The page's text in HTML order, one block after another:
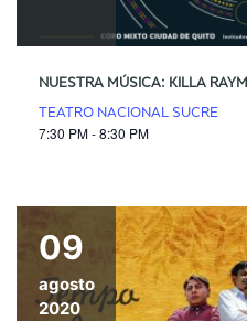
NUESTRA MÚSICA: KILLA RAYMI
TEATRO NACIONAL SUCRE
7:30 PM - 8:30 PM
09
agosto
2020